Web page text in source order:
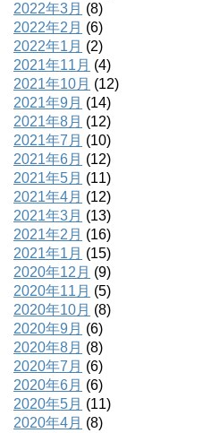
2022年3月 (8)
2022年2月 (6)
2022年1月 (2)
2021年11月 (4)
2021年10月 (12)
2021年9月 (14)
2021年8月 (12)
2021年7月 (10)
2021年6月 (12)
2021年5月 (11)
2021年4月 (12)
2021年3月 (13)
2021年2月 (16)
2021年1月 (15)
2020年12月 (9)
2020年11月 (5)
2020年10月 (8)
2020年9月 (6)
2020年8月 (8)
2020年7月 (6)
2020年6月 (6)
2020年5月 (11)
2020年4月 (8)